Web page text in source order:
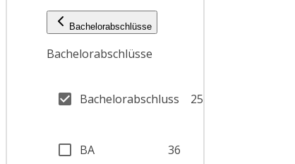
Bachelorabschlüsse
Bachelorabschlüsse
Bachelorabschluss 25
BA 36